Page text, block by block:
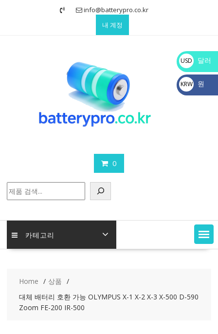
info@batterypro.co.kr
내 계정
0
색
카테고리
Home
상품
대체 배터리 호환 가능 OLYMPUS X-1 X-2 X-3 X-500 D-590
Zoom FE-200 IR-500
USD
$
달러
KRW
₩
원